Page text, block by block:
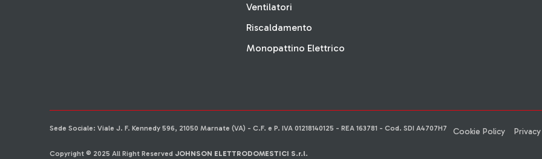
Ventilatori
Riscaldamento
Monopattino Elettrico
Sede Sociale: Viale J. F. Kennedy 596, 21050 Marnate (VA) - C.F. e P. IVA 01218140125 - REA 163781 - Cod. SDI A4707H7 Cookie Policy
Copyright © 2025 All Right Reserved JOHNSON ELETTRODOMESTICI S.r.l.